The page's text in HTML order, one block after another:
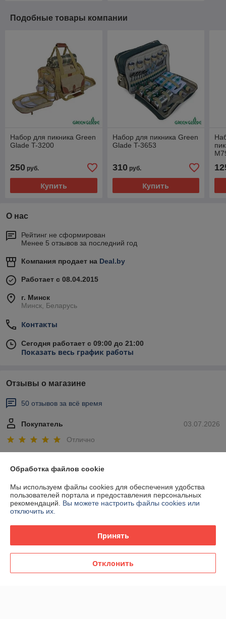
Подобные товары компании
Набор для пикника Green
Glade T-3200
250 руб.
Купить
Набор для пикника Green
Glade T-3653
310руб.
Купить
О нас
Рейтинг не сформирован
Менее 5 отзывов за последний год
Компания продает на Deal.by
Работает с 08.04.2015
г. Минск
Минск, Беларусь
Контакты
Сегодня работает с 09:00 до 21:00
Показать весь график работы
Отзывы о магазине
50 отзывов за всё время
03.07.2026
Покупатель
Отлично
на ней отдохнуть. Спасибо большое.
Сделка подтверждена через корзину
разъяснения по использованию. спасибо за классный сервис.
Обработка файлов cookie
Мы используем файлы cookies для обеспечения удобства
пользователей портала и предоставления персональных
рекомендаций. Вы можете настроить файлы cookies или
отключить их.
Принять
Отклонить